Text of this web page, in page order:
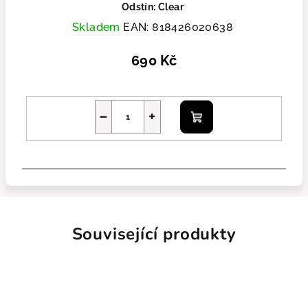
Odstín: Clear
Skladem EAN: 818426020638
690 Kč
+
− Do košíku
Související produkty